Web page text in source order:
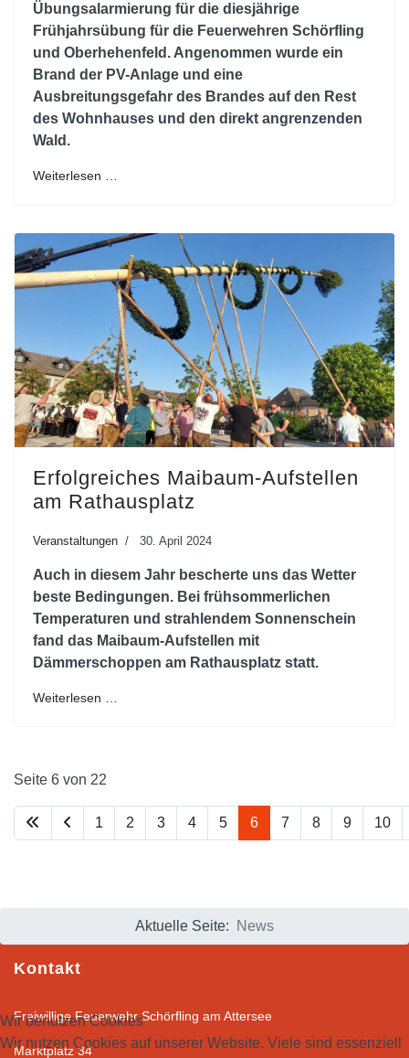
Übungsalarmierung für die diesjährige
Frühjahrsübung für die Feuerwehren Schörfling
und Oberhehenfeld. Angenommen wurde ein
Brand der PV-Anlage und eine
Ausbreitungsgefahr des Brandes auf den Rest
des Wohnhauses und den direkt angrenzenden
Wald.
Weiterlesen …
Erfolgreiches Maibaum-Aufstellen
am Rathausplatz
Veranstaltungen 30. April 2024
Auch in diesem Jahr bescherte uns das Wetter
beste Bedingungen. Bei frühsommerlichen
Temperaturen und strahlendem Sonnenschein
fand das Maibaum-Aufstellen mit
Dämmerschoppen am Rathausplatz statt.
Weiterlesen …
Seite 6 von 22
1 2 3 4 5 6 7 8 9 10
Aktuelle Seite: News
Kontakt
Freiwillige Feuerwehr Schörfling am Attersee
Marktplatz 34
Wir benutzen Cookies
Wir nutzen Cookies auf unserer Website. Viele sind essenziell